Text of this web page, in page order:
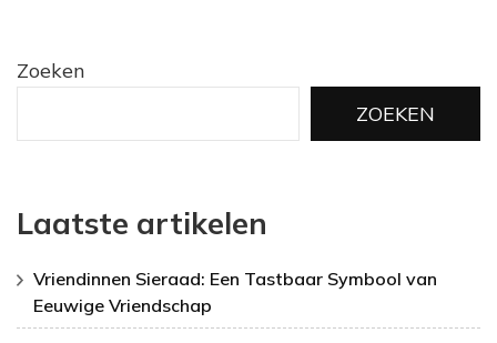
Zoeken
ZOEKEN
Laatste artikelen
Vriendinnen Sieraad: Een Tastbaar Symbool van
Eeuwige Vriendschap